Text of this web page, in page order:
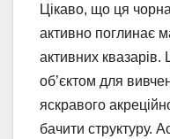
Цікаво, що ця
активно поглинає
активних квазарів.
об’єктом для
яскравого
бачити структуру.